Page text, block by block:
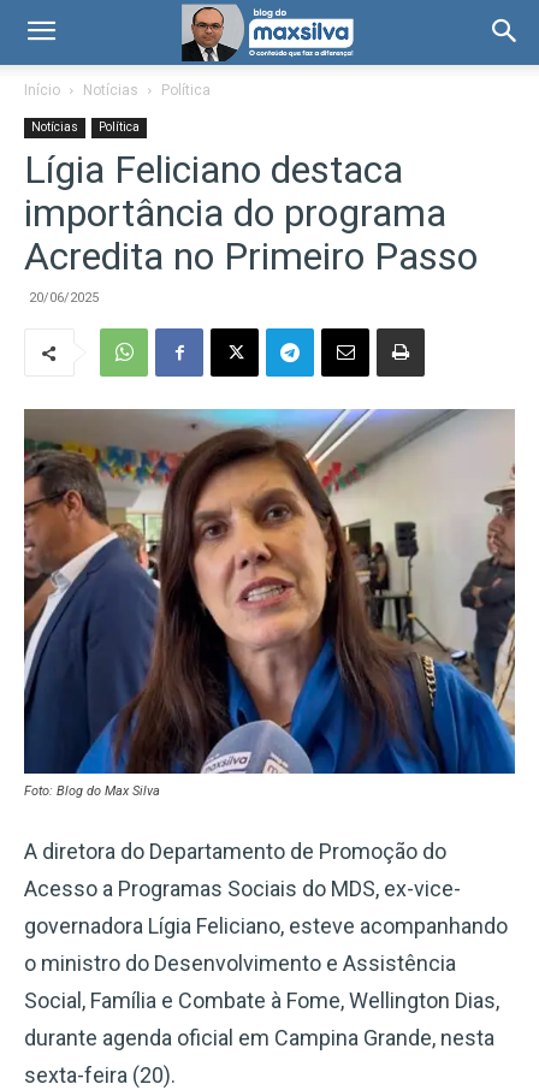
Início Notícias Política
Notícias Política
Lígia Feliciano destaca
importância do programa
Acredita no Primeiro Passo
20/06/2025
Foto: Blog do Max Silva
A diretora do Departamento de Promoção do
Acesso a Programas Sociais do MDS, ex-vice-
governadora Lígia Feliciano, esteve acompanhando
o ministro do Desenvolvimento e Assistência
Social, Família e Combate à Fome, Wellington Dias,
durante agenda oficial em Campina Grande, nesta
sexta-feira (20).